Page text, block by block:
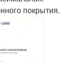
покрытия.